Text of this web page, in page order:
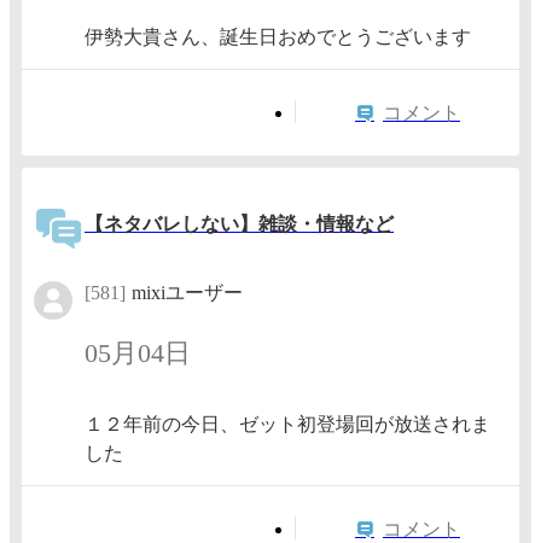
伊勢大貴さん、誕生日おめでとうございます
コメント
【ネタバレしない】雑談・情報など
[581] mixiユーザー
05月04日
１２年前の今日、ゼット初登場回が放送されま
した
コメント